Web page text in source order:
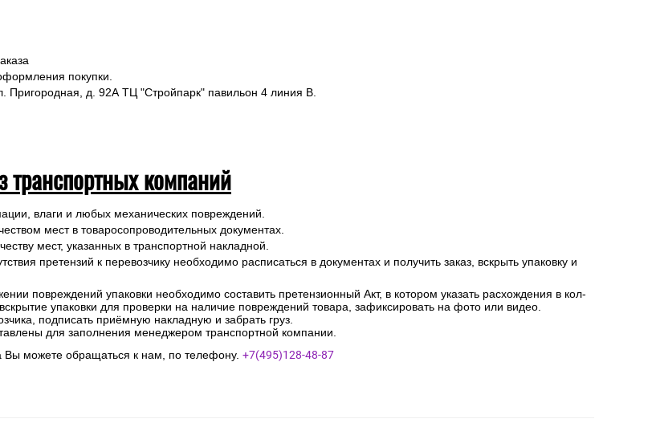
покупки.
Пригородная, д. 92А ТЦ "Стройпарк" павильон 4 линия В.
транспортных компаний
влаги и любых механических повреждений.
мест в товаросопроводительных документах.
мест, указанных в транспортной накладной.
претензий к перевозчику необходимо расписаться в документах и получить заказ, вскрыть упаковку и
повреждений упаковки необходимо составить претензионный Акт, в котором указать расхождения в кол-
упаковки для проверки на наличие повреждений товара, зафиксировать на фото или видео.
подписать приёмную накладную и забрать груз.
для заполнения менеджером транспортной компании.
Вы можете обращаться к нам, по телефону. +7(495)128-48-87